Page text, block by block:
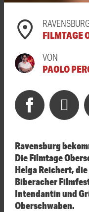
FILMTAGE
VON
PAOLO
Ravensburg
Die Filmtage
Helga Reichert,
Biberacher
Intendantin und
Oberschwaben.